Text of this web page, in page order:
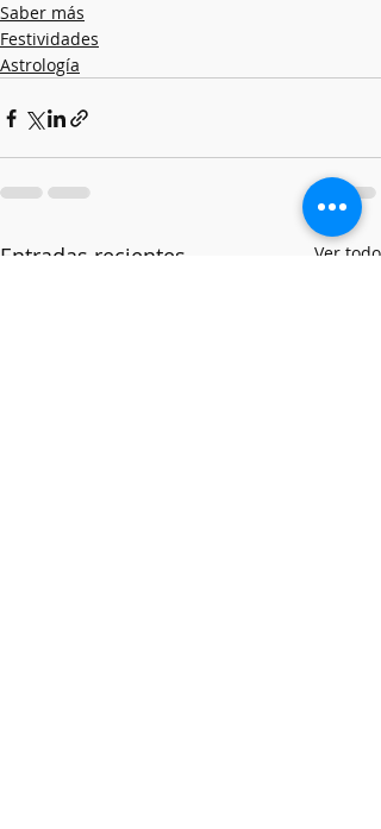
Saber más
Festividades
Astrología
Entradas recientes Ver todo